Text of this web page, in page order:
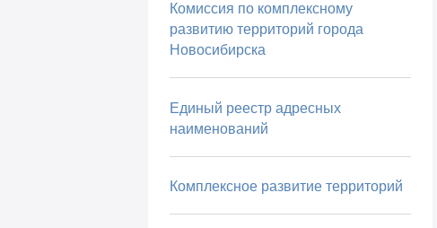
Комиссия по комплексному
развитию территорий города
Новосибирска
Единый реестр адресных
наименований
Комплексное развитие территорий